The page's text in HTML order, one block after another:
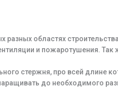
разных областях
и пожаротушения.
стержня, про всей длине
до необходимого